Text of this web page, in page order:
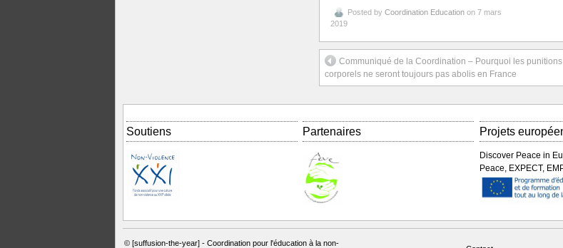
Posted by Coordination Education on 7 mars
2019
Communiqué de la Coordination – Pourquoi les
corporels ne seront toujours pas abolis en France
Soutiens Partenaires Projets
Discover Peace in
Peace, EXPECT,
© [suffusion-the-year] - Coordination pour l'éducation à la non-